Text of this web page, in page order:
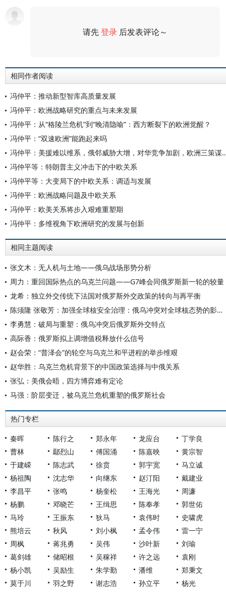
请先登录 后发表评论～
相同作者阅读
冯仲平：推动新型智库高质量发展
冯仲平：欧洲战略研究的重点与未来发展
冯仲平：从“格陵兰危机”到“晚清隐喻”：西方断裂下的欧洲觉醒？
冯仲平：“双速欧洲”能跑起来吗
冯仲平：美援难以维系，俄邻
冯仲平等：特朗普主义冲击下的中欧关系
冯仲平等：大变局下的中欧关系：调适与发展
冯仲平：欧洲战略问题及中欧关系
冯仲平：欧美关系将步入艰难重塑期
冯仲平：多维视角下欧洲研究的发展与创新
相同主题阅读
张文木：无人机与土地——俄乌战场形势分析
周力：重回国际热点的乌克兰问题——G7峰会同俄罗斯新一轮的较量
龙希：独立外交传统下法国对俄罗斯外交政策的转向与再平衡
陈须隆 张敬芳：加强全球核安全治理：俄乌冲突对全球核态势的影响及其应对
李勇慧：破局与重塑：俄乌冲突后俄罗斯外交特点
高际香：俄罗斯拟上调增值税释放什么信号
赵会荣：“普泽会”的轮空与乌克兰和平进程的举步维艰
赵华胜：乌克兰危机背景下的中国政策选择与中俄关系
张弘：美俄会晤，四方博弈难有定论
马强：阶层变迁，被乌克兰危机重塑的俄罗斯社会
热门专栏
秦晖 陈行之 郑永年 龙应台
丁学良
曹林
鄢烈山 傅国涌 陈嘉映
黄宗智
于建嵘
陈志武 徐贲 郭宇宽
马立诚
杨祖陶
沈志华 向继东 赵汀阳
戴建业
李昌平
张鸣 杨奎松 王海光
周濂
杨鹏
邓晓芒 王缉思 陈奉孝
郭世佑
马玲
王振东 狄马 袁伟时
史啸虎
熊培云
秋风 刘小枫 孟令伟
雷一宁
周枫
蒋兆勇 吴伟 沙叶新
刘瑜
葛剑雄
储昭根 吴稼祥 许之远
袁刚
杨小凯
吴励生 朱学勤 潘维
郑秉文
莫于川
羽之野 谢志浩 孙立平 杨光